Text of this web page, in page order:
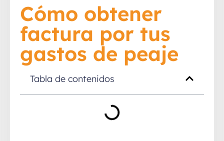
Cómo obtener
factura por tus
gastos de peaje
Tabla de contenidos